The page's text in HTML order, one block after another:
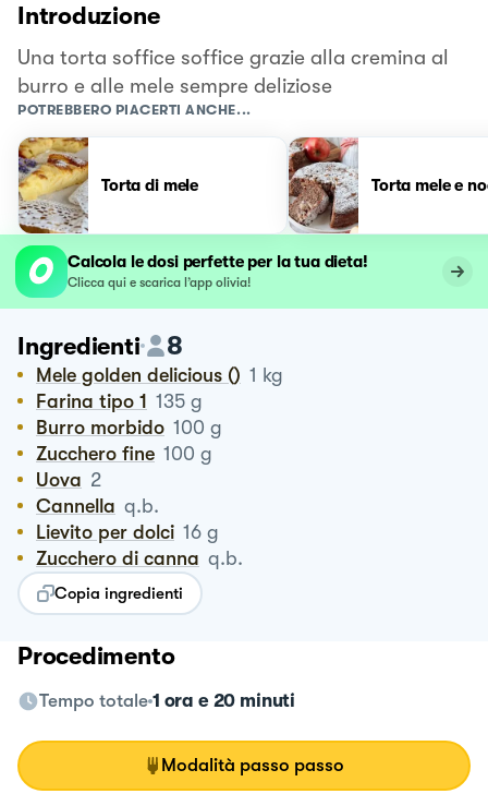
Introduzione
Una torta soffice soffice grazie alla cremina al
burro e alle mele sempre deliziose
POTREBBERO PIACERTI ANCHE...
Torta di mele Torta mele e
Calcola le dosi perfette per la tua dieta!
Clicca qui e scarica l’app olivia!
Ingredienti 8
Mele golden delicious () 1 kg
Farina tipo 1 135 g
Burro morbido 100 g
Zucchero fine 100 g
Uova 2
Cannella q.b.
Lievito per dolci 16 g
Zucchero di canna q.b.
Copia ingredienti
Procedimento
Tempo totale 1 ora e 20 minuti
Modalità passo passo